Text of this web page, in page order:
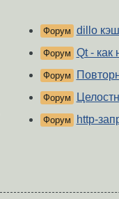
Форум dillo
Форум Qt - как
Форум
Форум
Форум http-